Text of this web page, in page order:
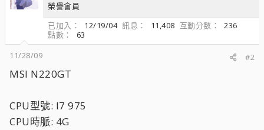
榮譽會員
已加入
12/19/04 訊息 11,408 互動分數
236
點數
63
11/28/09
#2
MSI N220GT
CPU型號: I7 975
CPU時脈: 4G